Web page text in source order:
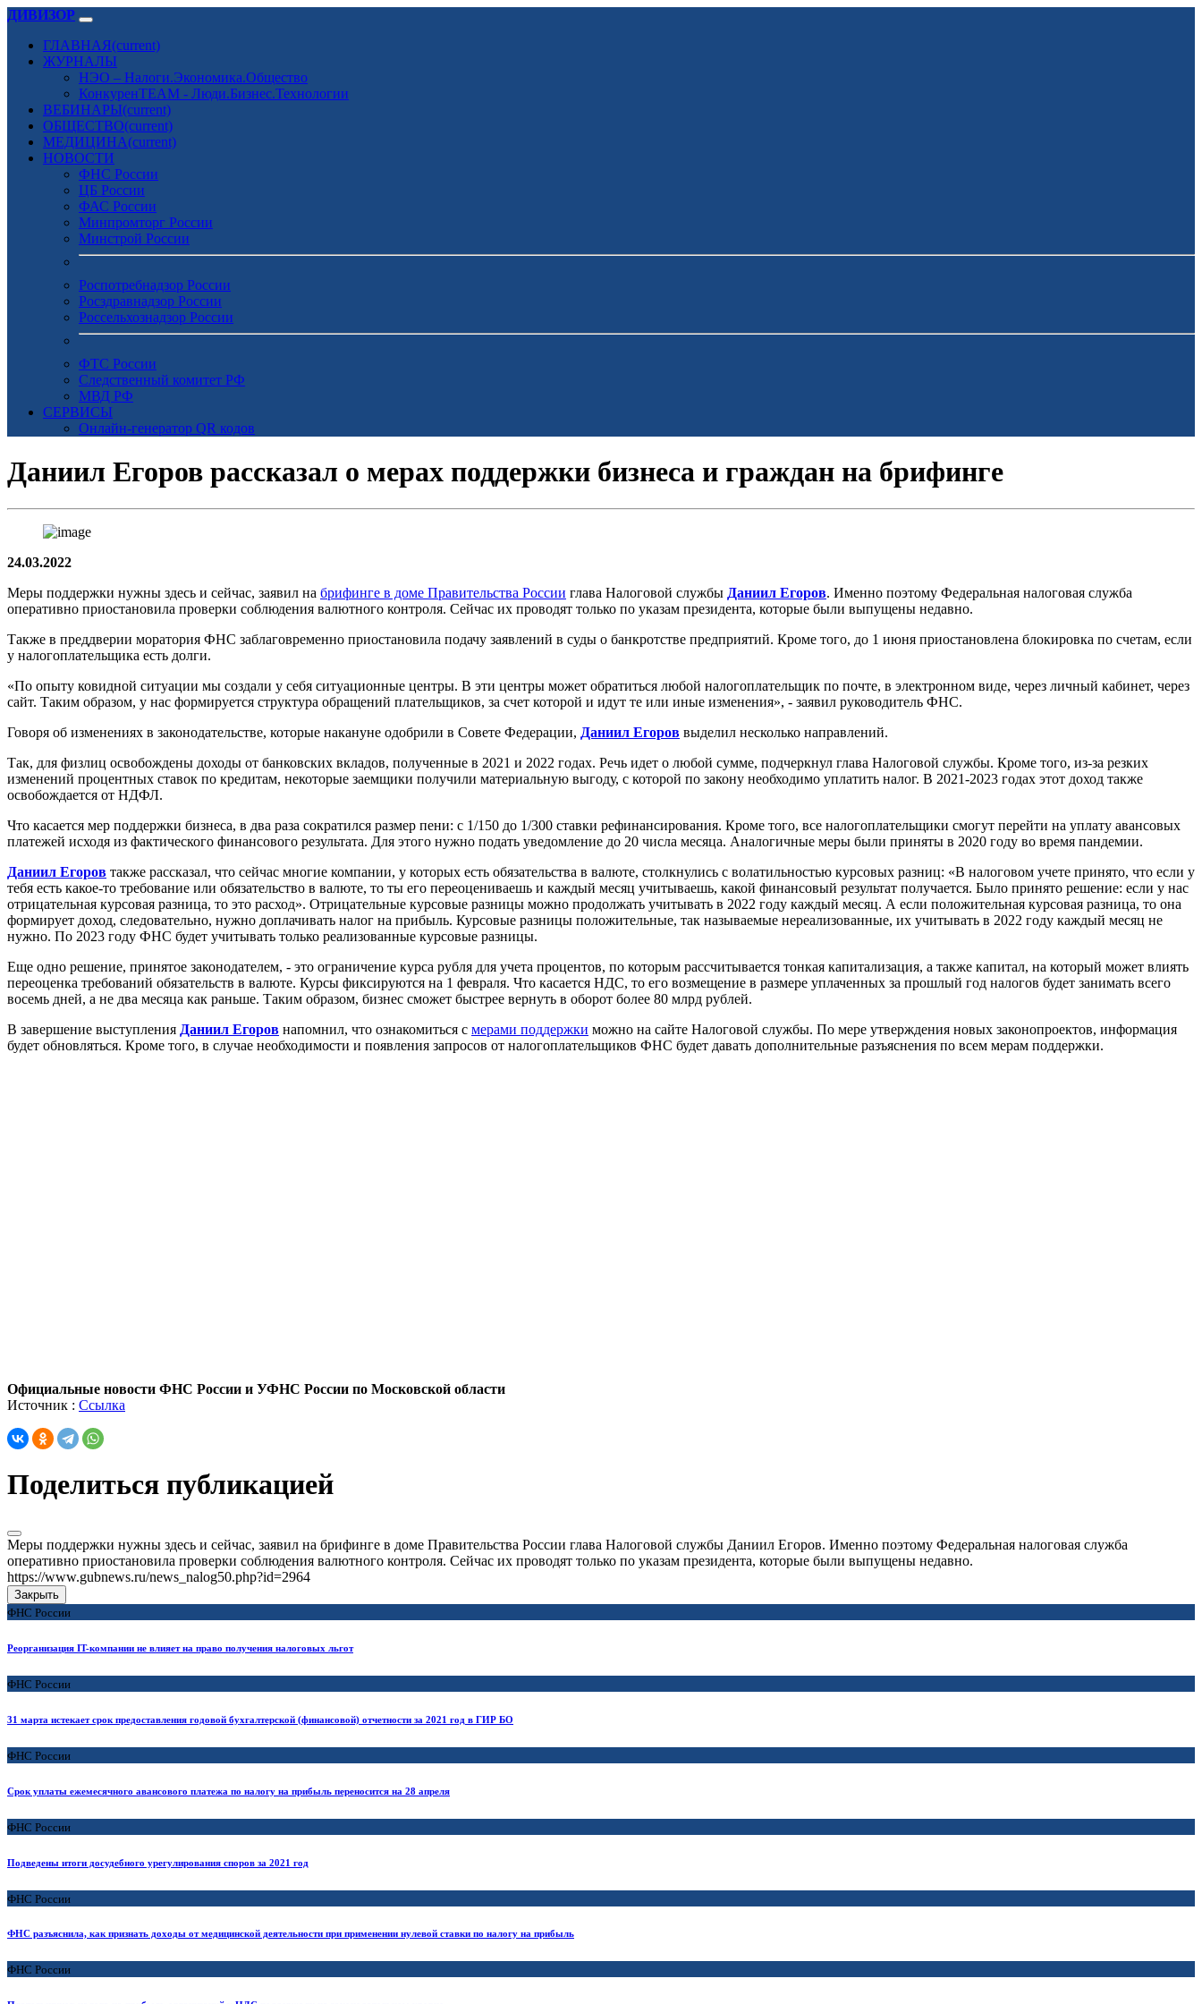
ДИВИЗОР
ГЛАВНАЯ(current)
ЖУРНАЛЫ
НЭО – Налоги.Экономика.Общество
КонкуренTEAM - Люди.Бизнес.Технологии
ВЕБИНАРЫ(current)
ОБЩЕСТВО(current)
МЕДИЦИНА(current)
НОВОСТИ
ФНС России
ЦБ России
ФАС России
Минпромторг России
Минстрой России
Роспотребнадзор России
Росздравнадзор России
Россельхознадзор России
ФТС России
Следственный комитет РФ
МВД РФ
СЕРВИСЫ
Онлайн-генератор QR кодов
Даниил Егоров рассказал о мерах поддержки бизнеса и граждан на брифинге
24.03.2022
Меры поддержки нужны здесь и сейчас, заявил на брифинге в доме Правительства России глава Налоговой службы Даниил Егоров. Именно поэтому Федеральная налоговая служба
оперативно приостановила проверки соблюдения валютного контроля. Сейчас их проводят только по указам президента, которые были выпущены недавно.
Также в преддверии моратория ФНС заблаговременно приостановила подачу заявлений в суды о банкротстве предприятий. Кроме того, до 1 июня приостановлена блокировка по счетам, если
у налогоплательщика есть долги.
«По опыту ковидной ситуации мы создали у себя ситуационные центры. В эти центры может обратиться любой налогоплательщик по почте, в электронном виде, через личный кабинет, через
сайт. Таким образом, у нас формируется структура обращений плательщиков, за счет которой и идут те или иные изменения», - заявил руководитель ФНС.
Говоря об изменениях в законодательстве, которые накануне одобрили в Совете Федерации, Даниил Егоров выделил несколько направлений.
Так, для физлиц освобождены доходы от банковских вкладов, полученные в 2021 и 2022 годах. Речь идет о любой сумме, подчеркнул глава Налоговой службы. Кроме того, из-за резких
изменений процентных ставок по кредитам, некоторые заемщики получили материальную выгоду, с которой по закону необходимо уплатить налог. В 2021-2023 годах этот доход также
освобождается от НДФЛ.
Что касается мер поддержки бизнеса, в два раза сократился размер пени: с 1/150 до 1/300 ставки рефинансирования. Кроме того, все налогоплательщики смогут перейти на уплату авансовых
платежей исходя из фактического финансового результата. Для этого нужно подать уведомление до 20 числа месяца. Аналогичные меры были приняты в 2020 году во время пандемии.
Даниил Егоров также рассказал, что сейчас многие компании, у которых есть обязательства в валюте, столкнулись с волатильностью курсовых разниц: «В налоговом учете принято, что если у
тебя есть какое-то требование или обязательство в валюте, то ты его переоцениваешь и каждый месяц учитываешь, какой финансовый результат получается. Было принято решение: если у нас
отрицательная курсовая разница, то это расход». Отрицательные курсовые разницы можно продолжать учитывать в 2022 году каждый месяц. А если положительная курсовая разница, то она
формирует доход, следовательно, нужно доплачивать налог на прибыль. Курсовые разницы положительные, так называемые нереализованные, их учитывать в 2022 году каждый месяц не
нужно. По 2023 году ФНС будет учитывать только реализованные курсовые разницы.
Еще одно решение, принятое законодателем, - это ограничение курса рубля для учета процентов, по которым рассчитывается тонкая капитализация, а также капитал, на который может влиять
переоценка требований обязательств в валюте. Курсы фиксируются на 1 февраля. Что касается НДС, то его возмещение в размере уплаченных за прошлый год налогов будет занимать всего
восемь дней, а не два месяца как раньше. Таким образом, бизнес сможет быстрее вернуть в оборот более 80 млрд рублей.
В завершение выступления Даниил Егоров напомнил, что ознакомиться с мерами поддержки можно на сайте Налоговой службы. По мере утверждения новых законопроектов, информация
будет обновляться. Кроме того, в случае необходимости и появления запросов от налогоплательщиков ФНС будет давать дополнительные разъяснения по всем мерам поддержки.
Официальные новости ФНС России и УФНС России по Московской области
Источник : Ссылка
Поделиться публикацией
Меры поддержки нужны здесь и сейчас, заявил на брифинге в доме Правительства России глава Налоговой службы Даниил Егоров. Именно поэтому Федеральная налоговая служба
оперативно приостановила проверки соблюдения валютного контроля. Сейчас их проводят только по указам президента, которые были выпущены недавно.
https://www.gubnews.ru/news_nalog50.php?id=2964
Закрыть
ФНС России
Реорганизация IT-компании не влияет на право получения налоговых льгот
ФНС России
31 марта истекает срок предоставления годовой бухгалтерской (финансовой) отчетности за 2021 год в ГИР БО
ФНС России
Срок уплаты ежемесячного авансового платежа по налогу на прибыль переносится на 28 апреля
ФНС России
Подведены итоги досудебного урегулирования споров за 2021 год
ФНС России
ФНС разъяснила, как признать доходы от медицинской деятельности при применении нулевой ставки по налогу на прибыль
ФНС России